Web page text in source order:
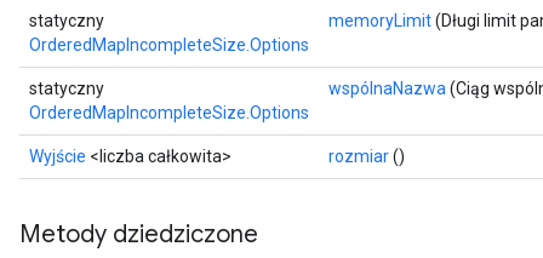
statyczny
OrderedMapIncompleteSize.Options
memoryLimit(Długi limit
statyczny
OrderedMapIncompleteSize.Options
wspólnaNazwa (Ciąg
Wyjście <liczba całkowita> rozmiar()
Metody dziedziczone